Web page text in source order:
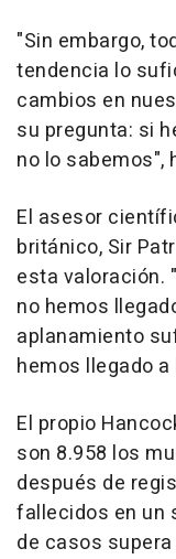
"Sin embargo,
tendencia lo
cambios en
su pregunta: si
no lo sabemos",
El asesor
británico, Sir
esta valoración.
no hemos
aplanamiento
hemos llegado
El propio
son 8.958 los
después de
fallecidos en un
de casos